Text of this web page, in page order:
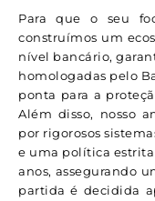
Para que o seu
construímos um
nível bancário,
homologadas pelo
ponta para a
Além disso, nosso
por rigorosos
e uma política estrita
anos, assegurando
partida é decidida